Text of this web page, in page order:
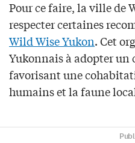
Pour ce faire, la ville de
respecter certaines
Wild Wise Yukon. Cet
Yukonnais à adopter
favorisant une
humains et la faune